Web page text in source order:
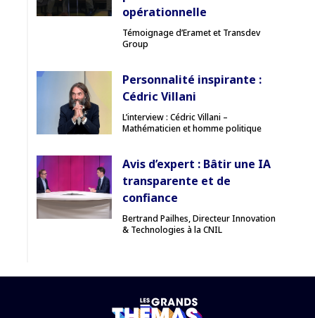
opérationnelle
Témoignage d’Eramet et Transdev
Group
Personnalité inspirante :
Cédric Villani
L’interview : Cédric Villani –
Mathématicien et homme politique
Avis d’expert : Bâtir une IA
transparente et de
confiance
Bertrand Pailhes, Directeur Innovation
& Technologies à la CNIL